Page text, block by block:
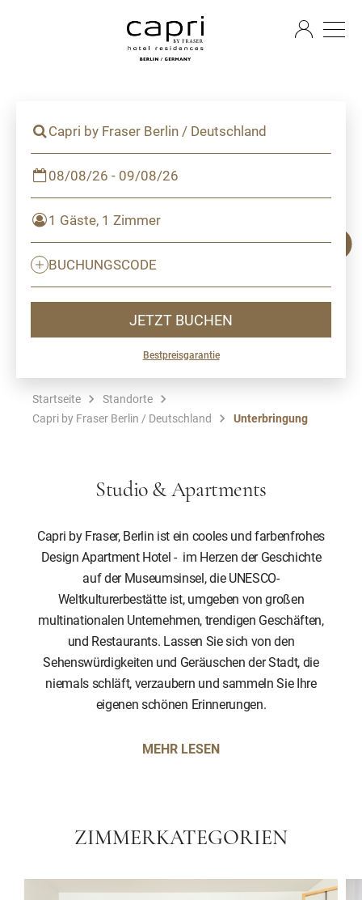
Capri by Fraser Berlin / Deutschland
08/08/26 - 09/08/26
1 Gäste, 1 Zimmer
BUCHUNGSCODE
JETZT BUCHEN
Bestpreisgarantie
Startseite
Standorte
Capri by Fraser Berlin / Deutschland
Unterbringung
Studio & Apartments
Capri by Fraser, Berlin ist ein cooles und farbenfrohes
Design Apartment Hotel - im Herzen der Geschichte
auf der Museumsinsel, die UNESCO-
Weltkulturerbestätte ist, umgeben von großen
multinationalen Unternehmen, trendigen Geschäften,
und Restaurants. Lassen Sie sich von den
Sehenswürdigkeiten und Geräuschen der Stadt, die
niemals schläft, verzaubern und sammeln Sie Ihre
eigenen schönen Erinnerungen.
MEHR LESEN
ZIMMERKATEGORIEN